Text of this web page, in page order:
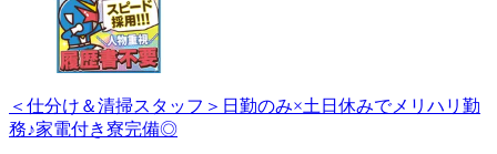
＜仕分け＆清掃スタッフ＞日勤のみ×土日休みでメリハリ勤
務♪家電付き寮完備◎